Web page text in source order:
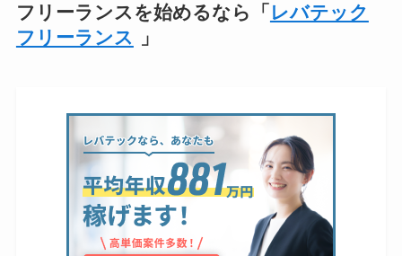
フリーランスを始めるなら「 レバテック
フリーランス
」